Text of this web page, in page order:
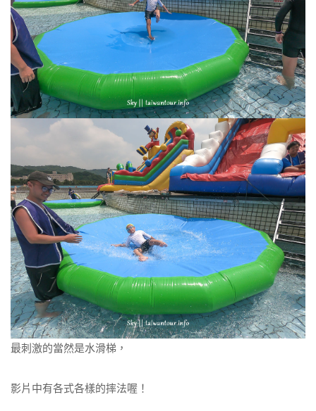
最刺激的當然是水滑梯，
影片中有各式各樣的摔法喔！